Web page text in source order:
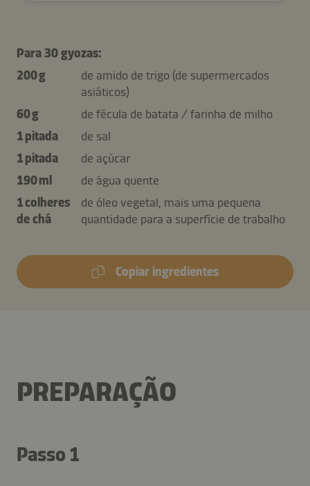
Para 30 gyozas:
200 g
de amido de trigo (de supermercados
asiáticos)
60 g
de fécula de batata / farinha de milho
1 pitada
de sal
1 pitada
de açúcar
190 ml
de água quente
1 colheres
de chá
de óleo vegetal, mais uma pequena
quantidade para a superfície de trabalho
Copiar ingredientes
PREPARAÇÃO
Passo 1